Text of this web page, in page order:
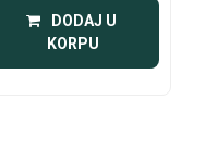
DODAJ U
KORPU